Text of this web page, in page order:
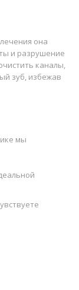
она
и разрушение
каналы,
зуб, избежав
мы